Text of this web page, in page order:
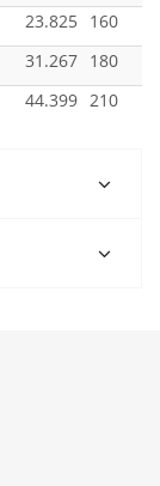
23.825 160
31.267 180
44.399 210